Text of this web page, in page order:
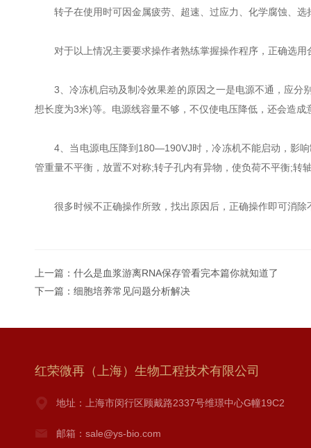
转子在使用时可因金属疲劳、超速、过应力、化学腐蚀、选
对于以上情况主要要求操作者熟练掌握操作程序，正确选用
3、冷冻机启动及制冷效果差的原因之一是电源不通，应分
想长度为3米)等。电源线容量不够，不仅使电压降低，还会造成
4、当电源电压降到180—190VJ时，冷冻机不能启动，影响
管重量不平衡，放置不对称;转子孔内有异物，使负荷不平衡;转
很多时候不正确操作所致，找出原因后，正确操作即可消除
上一篇： 什么是血浆游离RNA保存管看完本篇你就知道了
下一篇： 细胞培养常见问题分析解决
红荣微再（上海）生物工程技术有限公司
地址：上海市闵行区顾戴路2337号维璟中心G幢19C2
邮箱：sale@ys-bio.com